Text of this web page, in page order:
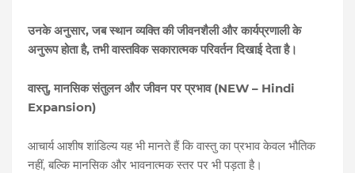
उनके अनुसार, जब स्थान व्यक्ति की जीवनशैली और कार्यप्रणाली के
अनुरूप होता है, तभी वास्तविक सकारात्मक परिवर्तन दिखाई देता है।
वास्तु, मानसिक संतुलन और जीवन पर प्रभाव(NEW – Hindi
Expansion)
आचार्य आशीष शांडिल्य यह भी मानते हैं कि वास्तु का प्रभाव केवल भौतिक
नहीं, बल्कि मानसिक और भावनात्मक स्तर पर भी पड़ता है।